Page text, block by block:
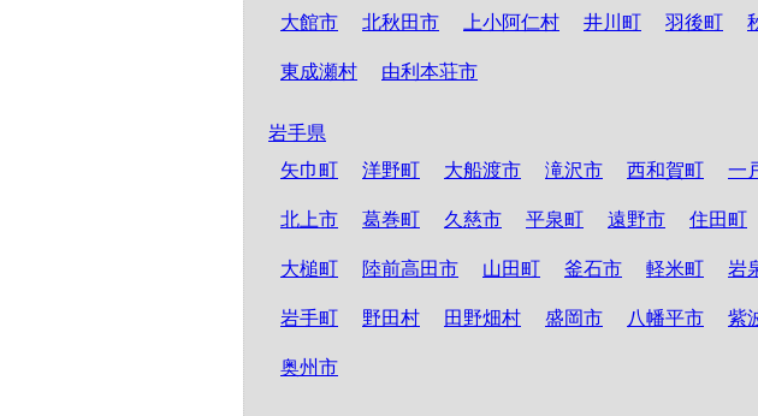
大館市 北秋田市 上小阿仁村 井川町 羽後町
東成瀬村 由利本荘市
岩手県
矢巾町
洋野町 大船渡市 滝沢市 西和賀町 一
北上市 葛巻町 久慈市 平泉町 遠野市 住田町
大槌町 陸前高田市 山田町 釜石市 軽米町 岩
岩手町 野田村 田野畑村 盛岡市 八幡平市 紫
奥州市